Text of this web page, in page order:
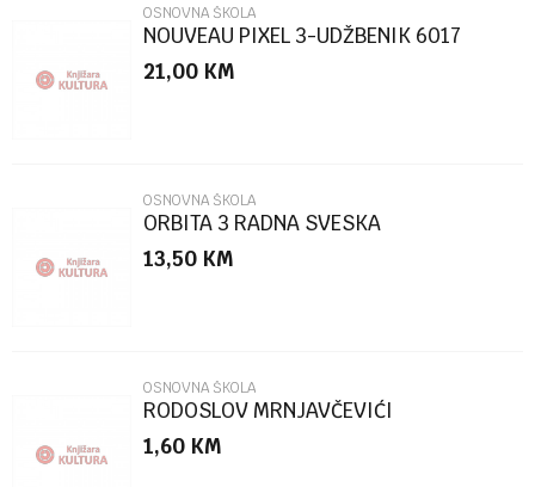
Poruka
POŠALJI
OSNOVNA ŠKOLA
NOUVEAU PIXEL 3-UDŽBENIK 6017
21,00 KM
OSNOVNA ŠKOLA
ORBITA 3 RADNA SVESKA
13,50 KM
OSNOVNA ŠKOLA
RODOSLOV MRNJAVČEVIĆI
1,60 KM